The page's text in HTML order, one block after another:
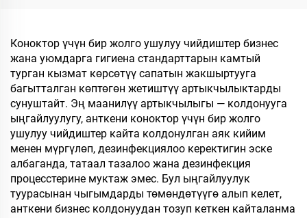
Коноктор үчүн бир жолго ушулуу чийдиштер бизнес
жана уюмдарга гигиена стандарттарын камтый
турган кызмат көрсөтүү сапатын жакшыртууга
багытталган көптөгөн жетиштүү артыкчылыктарды
сунуштайт. Эң маанилүү артыкчылыгы — колдонууга
ыңгайлуулугу, анткени коноктор үчүн бир жолго
ушулуу чийдиштер кайта колдонулган аяк кийим
менен мүргүлөп, дезинфекциялоо керектигин эске
албаганда, татаал тазалоо жана дезинфекция
процесстерине муктаж эмес. Бул ыңгайлуулук
туурасынан чыгымдарды төмөндөтүүгө алып келет,
анткени бизнес колдонуудан тозуп кеткен кайталанма